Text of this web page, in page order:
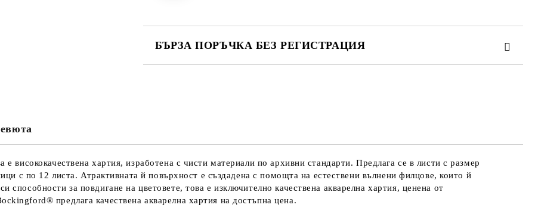
БЪРЗА ПОРЪЧКА БЕЗ РЕГИСТРАЦИЯ
висококачествена хартия, изработена с чисти материали по архивни стандарти. Предлага се в листи с размер
с по 12 листа. Атрактивната й повърхност е създадена с помощта на естествени вълнени филцове, които й
способности за повдигане на цветовете, това е изключително качествена акварелна хартия, ценена от
предлага качествена акварелна хартия на достъпна цена.